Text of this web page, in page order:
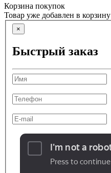
Корзина покупок
Товар уже добавлен в корзину
×
Быстрый заказ